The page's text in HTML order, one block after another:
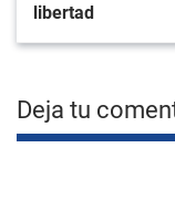
libertad
Deja tu